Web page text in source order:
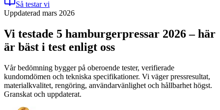
Så testar vi
Uppdaterad mars 2026
Vi testade 5 hamburgerpressar 2026 – här
är bäst i test enligt oss
Vår bedömning bygger på oberoende tester, verifierade
kundomdömen och tekniska specifikationer. Vi väger pressresultat,
materialkvalitet, rengöring, användarvänlighet och hållbarhet högst.
Granskat och uppdaterat.